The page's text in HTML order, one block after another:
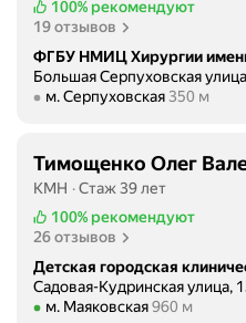
100% рекомендуют
19 отзывов
ФГБУ НМИЦ Хирургии
Большая Серпуховская
Метро м. Серпуховская
м. Серпуховская 350 м
Тимощенко Олег
КМН
Стаж 39 лет
100% рекомендуют
26 отзывов
Садовая-Кудринская улица,
Метро м. Маяковская
м. Маяковская 960 м